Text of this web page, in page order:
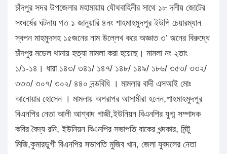
চাঁদপুর সদর উপজেলার মহামায়ায় যৌথবাহিনীর সাথে ১৮ দলীয় জোটের
সংঘর্ষের ঘটনায় গত ১ জানুয়ারি ৪নং শাহমাহমুদপুর ইউপি চেয়ারম্যান
স্বপন মাহমুদসহ ১৫জনের নাম উল্লেখ করে অজ্ঞাত ৩’ জনের বিরুদ্ধে
চাঁদপুর মডেল থানায় হত্যা মামলা করা হয়েছে। মামলা নং ২তাং
১/১-১৪। ধারা ১৪৩/ ৩৪১/ ১৪৭/ ১৪৮/ ১৪৯/ ১৮৬/ ৩৫৩/ ৩৩২/
৩৩৩/ ৩০৭/ ৩০২/ ৪৪০ দন্ডবিধি । মামলার বাদী এসআই মোঃ
আনোয়ার হোসেন । মামলায় অপরাপর আসামীরা হলেন,শাহমাহমুদপুর
বিএনপির নেতা আলী আশ্বাদ গাজী,ইউনিয়ন বিএনপির যুগ্ম সম্পাদক
কবির বৈদ্য রনি, ইউনিয়ন বিএনপির সভাপতি বাকের খন্দকার, মিন্টু
মিজি,কুমারডুগী বিএনপির সভাপতি মুজিব খান, জেলা যুবদলের নেতা